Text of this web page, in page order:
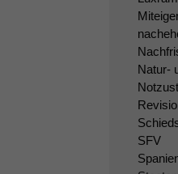
Natur-
SFV